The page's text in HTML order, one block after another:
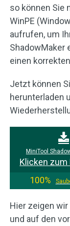
so können Sie
WinPE
aufrufen, um
ShadowMaker
einen
Jetzt können
herunterladen
MiniTool
Klicken zum
100%
Hier zeigen
und auf den